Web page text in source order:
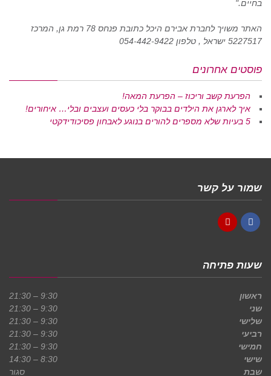
בחיים."
האתר משויך לחברת אבירם היכל כתובת פנחס 78 רמת גן, המרכז
5227517 ישראל , טלפון 054-442-9422
פוסטים אחרונים
הפרעת קשב וריכוז – הפרעת המאה!
איך לארגן את הילדים בבוקר בלי כעסים ועצבים ובלי… איחורים!
5 בעיות שלא מספרים להורים בנוגע לאבחון פסיכודידקטי
שמור על קשר
שעות פתיחה
ראשון
9:30 – 21:30
שני
9:30 – 21:30
שלישי
9:30 – 21:30
רביעי
9:30 – 21:30
חמישי
9:30 – 21:30
שישי
8:30 – 14:30
שבת
סגור